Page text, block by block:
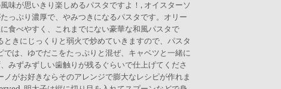
味が思いきり楽しめるパスタですよ！, オイスターソ
っぷり濃厚で、やみつきになるパスタです。オリー
食べやすく、これまでにない豪華な和風パスタで
きにじっくりと弱火で炒めていきますので、パスタ
は、ゆでだこをたっぷりと混ぜ、キャベツと一緒に
みずみずしい歯触りが残るぐらいで仕上げてくださ
がお好きならそのアレンジで膨大なレシピが作れま